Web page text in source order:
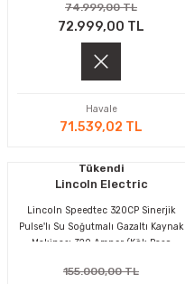
74.999,00 TL
72.999,00 TL
Havale
71.539,02 TL
Tükendi
Lincoln Electric
Lincoln Speedtec 320CP Sinerjik
Pulse'lı Su Soğutmalı Gazaltı Kaynak
Makinası 320 Amper (Kök Paso
155.000,00 TL